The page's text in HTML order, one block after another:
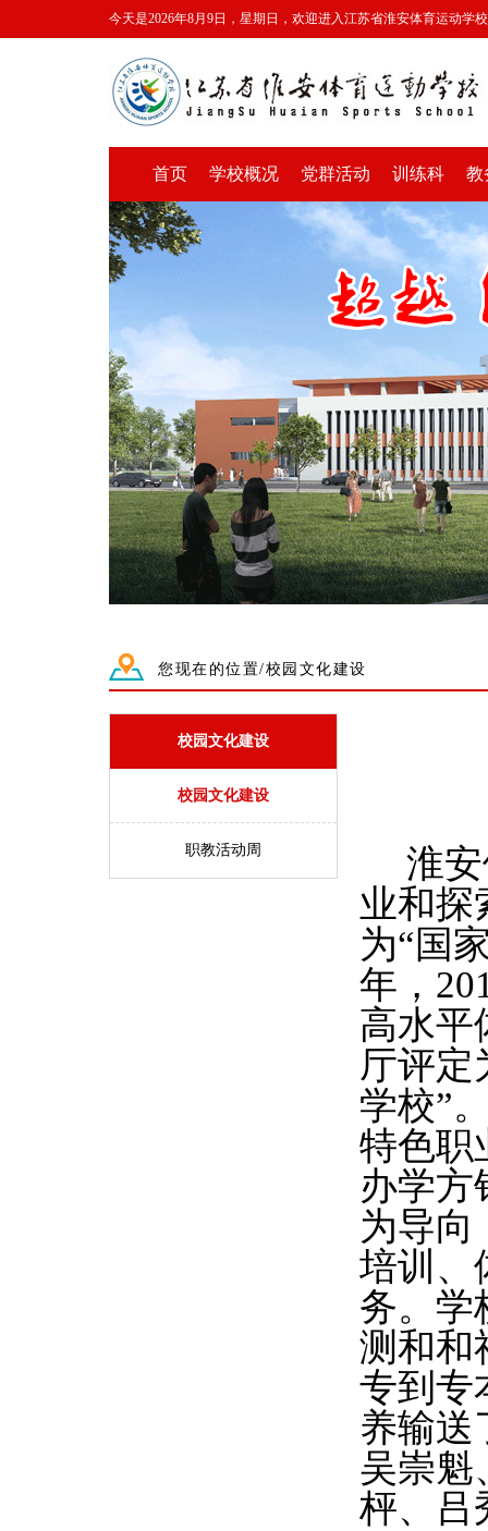
今天是2026年8月9日，星期日，欢迎进入江苏省淮安体育运动学
首页 学校概况 党群活动 训练科 教
您现在的位置/校园文化建设
校园文化建设
校园文化建设
职教活动周
淮
业和探
为“国
年，
高水平
厅评定
学校”
特色职
办学方
为导向
培训、
务。学
测和和
专到专
养输送
吴崇魁
枰、吕